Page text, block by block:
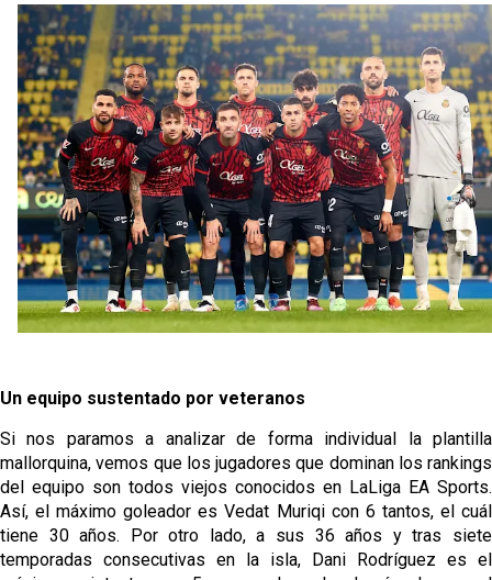
Un equipo sustentado por veteranos
Si nos paramos a analizar de forma individual la plantilla
mallorquina, vemos que los jugadores que dominan los rankings
del equipo son todos viejos conocidos en LaLiga EA Sports.
Así, el máximo goleador es Vedat Muriqi con 6 tantos, el cuál
tiene 30 años. Por otro lado, a sus 36 años y tras siete
temporadas consecutivas en la isla, Dani Rodríguez es el